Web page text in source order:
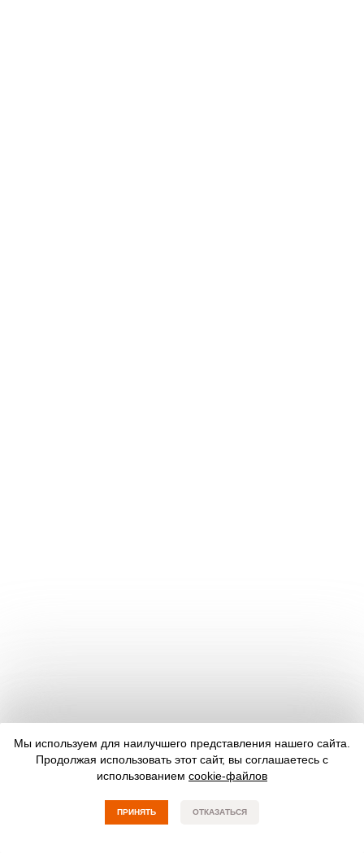
Мы используем для наилучшего представления нашего сайта.
Продолжая использовать этот сайт, вы соглашаетесь с
использованием cookie-файлов
ПРИНЯТЬ ОТКАЗАТЬСЯ